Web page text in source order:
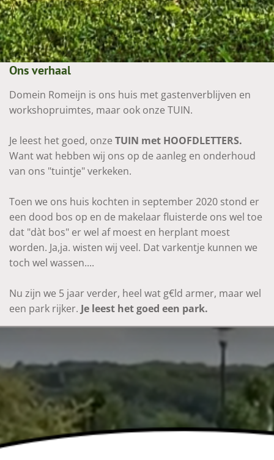
Ons verhaal
Domein Romeijn is ons huis met gastenverblijven en
workshopruimtes, maar ook onze TUIN.
Je leest het goed, onze TUIN met HOOFDLETTERS.
Want wat hebben wij ons op de aanleg en onderhoud
van ons "tuintje" verkeken.
Toen we ons huis kochten in september 2020 stond er
een dood bos op en de makelaar fluisterde ons wel toe
dat "dàt bos" er wel af moest en herplant moest
worden. Ja,ja. wisten wij veel. Dat varkentje kunnen we
toch wel wassen....
Nu zijn we 5 jaar verder, heel wat g€ld armer, maar wel
een park rijker. Je leest het goed een park.